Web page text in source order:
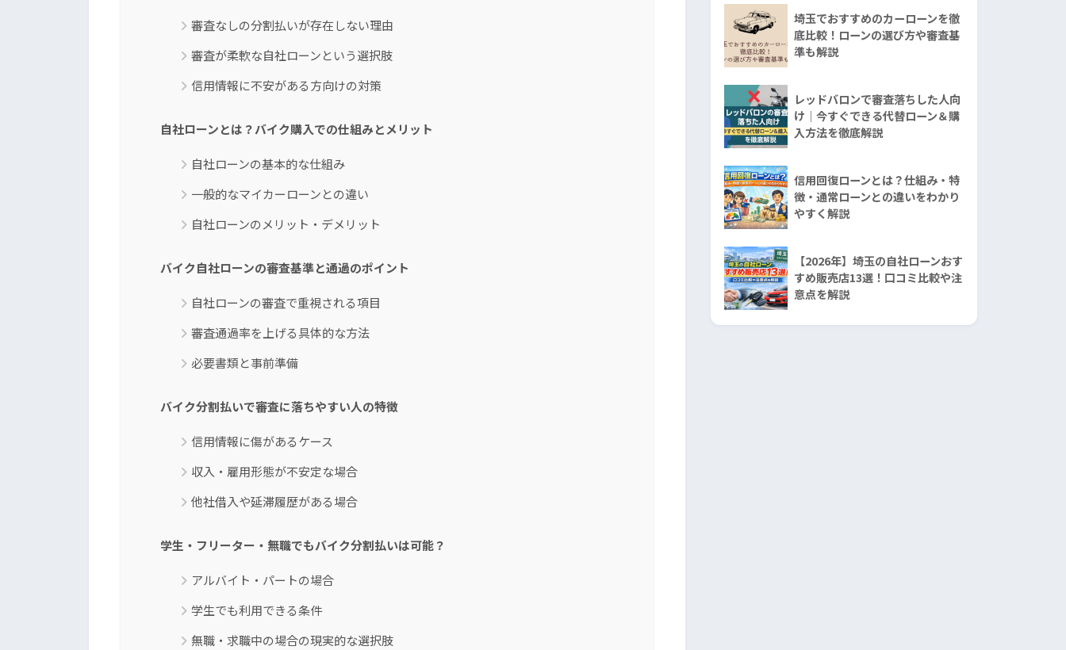
審査なしの分割払いが存在しない理由
審査が柔軟な自社ローンという選択肢
信用情報に不安がある方向けの対策
自社ローンとは？バイク購入での仕組みとメリット
自社ローンの基本的な仕組み
一般的なマイカーローンとの違い
自社ローンのメリット・デメリット
バイク自社ローンの審査基準と通過のポイント
自社ローンの審査で重視される項目
審査通過率を上げる具体的な方法
必要書類と事前準備
バイク分割払いで審査に落ちやすい人の特徴
信用情報に傷があるケース
収入・雇用形態が不安定な場合
他社借入や延滞履歴がある場合
学生・フリーター・無職でもバイク分割払いは可能？
アルバイト・パートの場合
学生でも利用できる条件
無職・求職中の場合の現実的な選択肢
埼玉でおすすめのカーローンを徹
底比較！ローンの選び方や審査基
準も解説
レッドバロンで審査落ちした人向
け｜今すぐできる代替ローン＆購
入方法を徹底解説
信用回復ローンとは？仕組み・特
徴・通常ローンとの違いをわかり
やすく解説
【2026年】埼玉の自社ローンおす
すめ販売店13選！口コミ比較や注
意点を解説